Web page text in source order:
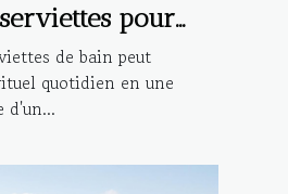
pour
de bain de
de bain peut
quotidien en une
d'un...